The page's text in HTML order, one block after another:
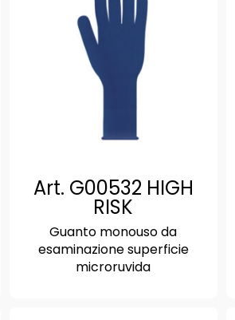
Art. G00532 HIGH
RISK
Guanto monouso da
esaminazione superficie
microruvida